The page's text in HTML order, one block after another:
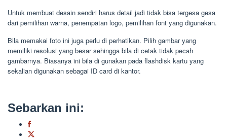
Untuk membuat desain sendiri harus detail jadi tidak bisa tergesa gesa
dari pemilihan warna, penempatan logo, pemilihan font yang digunakan.
Bila memakai foto ini juga perlu di perhatikan. Pilih gambar yang
memiliki resolusi yang besar sehingga bila di cetak tidak pecah
gambarnya. Biasanya ini bila di gunakan pada flashdisk kartu yang
sekalian digunakan sebagai ID card di kantor.
Sebarkan ini: